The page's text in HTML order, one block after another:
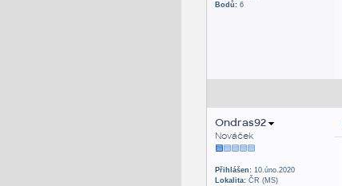
Bodů:6
Ondras92
Nováček
Přihlášen:10.úno.2020
Lokalita:ČR (MS)